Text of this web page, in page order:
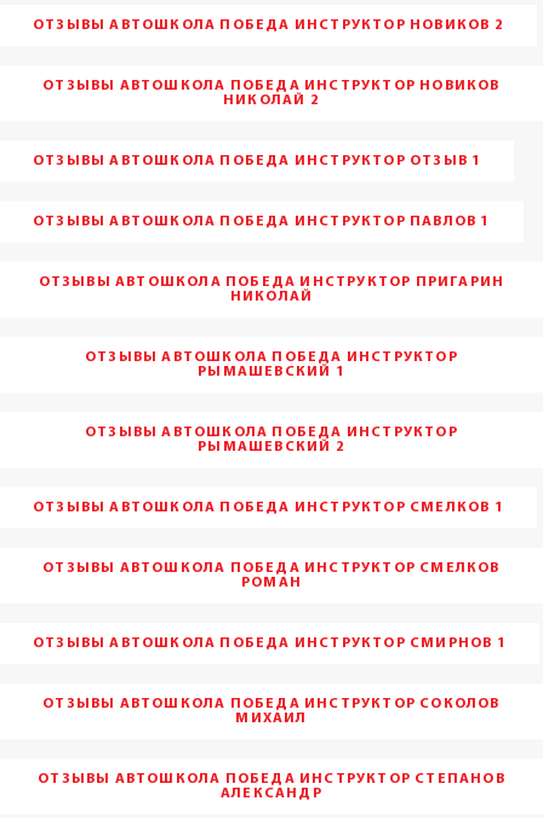
ОТЗЫВЫ АВТОШКОЛА ПОБЕДА ИНСТРУКТОР НОВИКОВ 2
ОТЗЫВЫ АВТОШКОЛА ПОБЕДА ИНСТРУКТОР НОВИКОВ
НИКОЛАЙ 2
ОТЗЫВЫ АВТОШКОЛА ПОБЕДА ИНСТРУКТОР ОТЗЫВ 1
ОТЗЫВЫ АВТОШКОЛА ПОБЕДА ИНСТРУКТОР ПАВЛОВ 1
ОТЗЫВЫ АВТОШКОЛА ПОБЕДА ИНСТРУКТОР ПРИГАРИН
НИКОЛАЙ
ОТЗЫВЫ АВТОШКОЛА ПОБЕДА ИНСТРУКТОР
РЫМАШЕВСКИЙ 1
ОТЗЫВЫ АВТОШКОЛА ПОБЕДА ИНСТРУКТОР
РЫМАШЕВСКИЙ 2
ОТЗЫВЫ АВТОШКОЛА ПОБЕДА ИНСТРУКТОР СМЕЛКОВ 1
ОТЗЫВЫ АВТОШКОЛА ПОБЕДА ИНСТРУКТОР СМЕЛКОВ
РОМАН
ОТЗЫВЫ АВТОШКОЛА ПОБЕДА ИНСТРУКТОР СМИРНОВ 1
ОТЗЫВЫ АВТОШКОЛА ПОБЕДА ИНСТРУКТОР СОКОЛОВ
МИХАИЛ
ОТЗЫВЫ АВТОШКОЛА ПОБЕДА ИНСТРУКТОР СТЕПАНОВ
АЛЕКСАНДР